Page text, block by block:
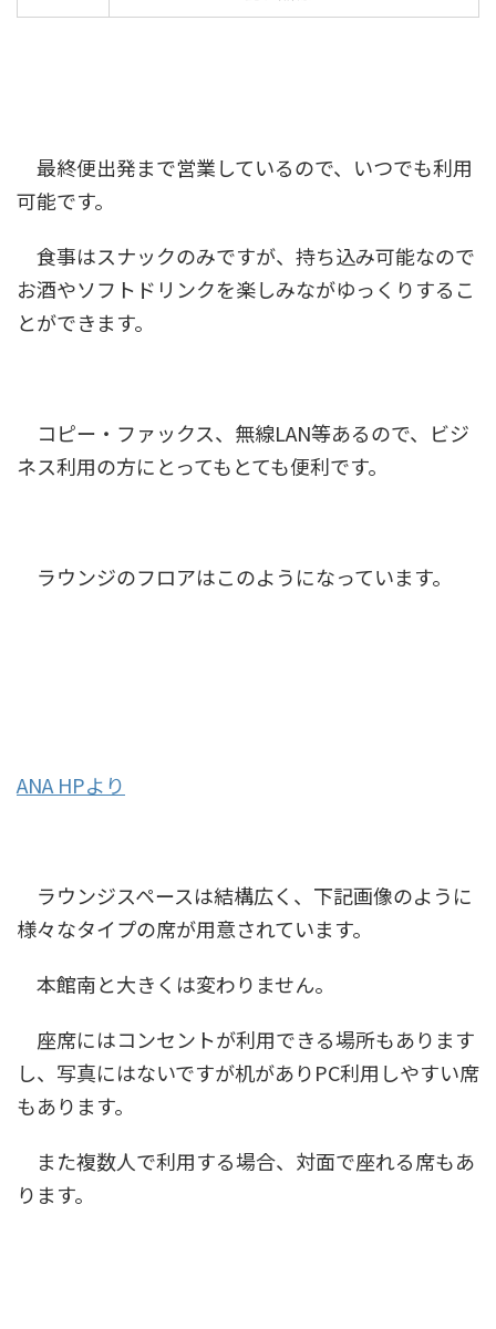
最終便出発まで営業しているので、いつでも利用
可能です。
食事はスナックのみですが、持ち込み可能なので
お酒やソフトドリンクを楽しみながゆっくりするこ
とができます。
コピー・ファックス、無線LAN等あるので、ビジ
ネス利用の方にとってもとても便利です。
ラウンジのフロアはこのようになっています。
ANA HPより
ラウンジスペースは結構広く、下記画像のように
様々なタイプの席が用意されています。
本館南と大きくは変わりません。
座席にはコンセントが利用できる場所もあります
し、写真にはないですが机がありPC利用しやすい席
もあります。
また複数人で利用する場合、対面で座れる席もあ
ります。